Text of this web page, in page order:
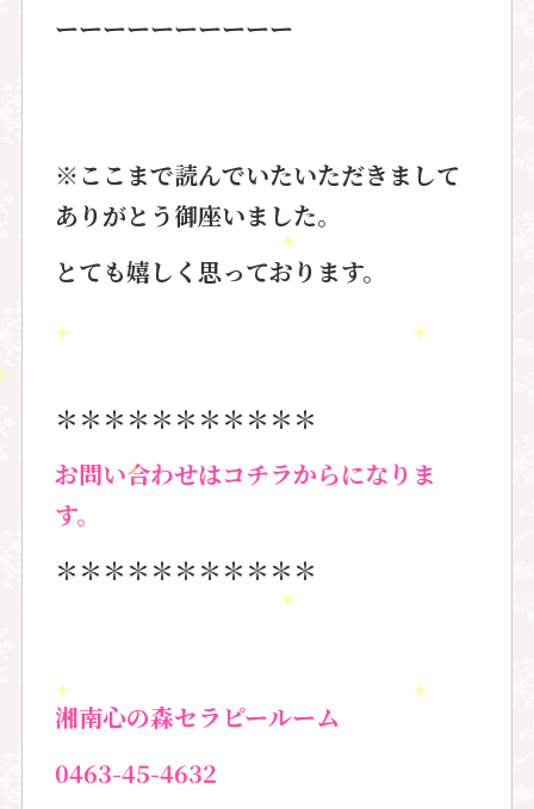
ーーーーーーーーーー
※ここまで読んでいたいただきまして
ありがとう御座いました。
とても嬉しく思っております。
＊＊＊＊＊＊＊＊＊＊＊
お問い合わせはコチラからになりま
す。
＊＊＊＊＊＊＊＊＊＊＊
湘南心の森セラピールーム
0463-45-4632